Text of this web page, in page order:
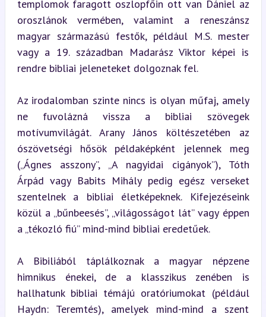
templomok faragott oszlopfőin ott van Dániel az
oroszlánok vermében, valamint a reneszánsz
magyar származású festők, például M.S. mester
vagy a 19. században Madarász Viktor képei is
rendre bibliai jeleneteket dolgoznak fel.
Az irodalomban szinte nincs is olyan műfaj, amely
ne fuvolázná vissza a bibliai szövegek
motívumvilágát. Arany János költészetében az
ószövetségi hősök példaképként jelennek meg
(„Ágnes asszony”, „A nagyidai cigányok”), Tóth
Árpád vagy Babits Mihály pedig egész verseket
szentelnek a bibliai életképeknek. Kifejezéseink
közül a „bűnbeesés”, „világosságot lát” vagy éppen
a „tékozló fiú” mind-mind bibliai eredetűek.
A Bibiliából táplálkoznak a magyar népzene
himnikus énekei, de a klasszikus zenében is
hallhatunk bibliai témájú oratóriumokat (például
Haydn: Teremtés), amelyek mind-mind a szent